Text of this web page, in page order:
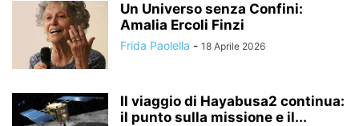
Un Universo senza Confini:
Amalia Ercoli Finzi
Frida Paolella - 18 Aprile 2026
Il viaggio di Hayabusa2 continua:
il punto sulla missione e il...